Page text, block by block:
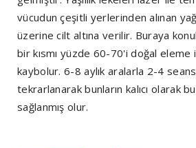
vücudun çeşitli yerlerinden alınan
üzerine cilt altına verilir. Buraya
bir kısmı yüzde 60-70'i doğal
kaybolur. 6-8 aylık aralarla 2-4
tekrarlanarak bunların kalıcı olarak
sağlanmış olur.